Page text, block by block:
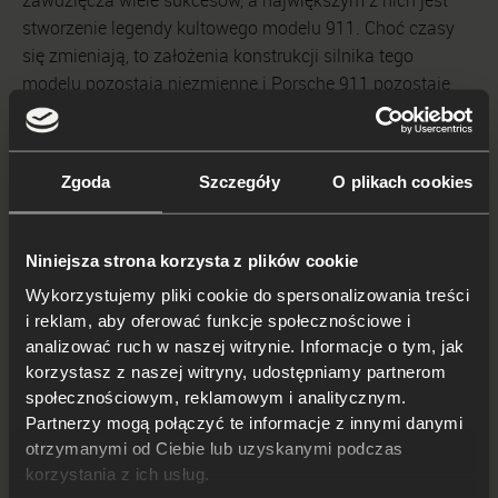
Zgoda Szczegóły O plikach cookies
Niniejsza strona korzysta z plików cookie
Wykorzystujemy pliki cookie do spersonalizowania treści
i reklam, aby oferować funkcje społecznościowe i
analizować ruch w naszej witrynie. Informacje o tym, jak
korzystasz z naszej witryny, udostępniamy partnerom
społecznościowym, reklamowym i analitycznym.
Partnerzy mogą połączyć te informacje z innymi danymi
otrzymanymi od Ciebie lub uzyskanymi podczas
korzystania z ich usług.
stworzenie legendy kultowego modelu 911. Choć czasy
się zmieniają, to założenia konstrukcji silnika tego
modelu pozostają niezmienne i Porsche 911 pozostaje
synonimem samochodu sportowego. To sprawia, że
sprzedaż tych samochodów ma się doskonale i cały czas
ze starszych generacji są pożądane przez kolekcjonerów.
ale także stanowić doskonałą lokatę kapitału. Hans
w wieku 90 lat. Jego duch cały czas drzemie pod tylnymi
klapami kultowych, sportowych coupe ze Stuttgartu.